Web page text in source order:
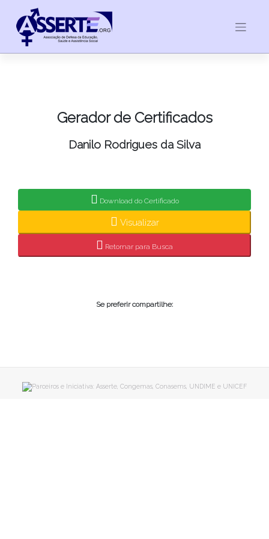
content
Gerador de Certificados
Danilo Rodrigues da Silva
Download do Certificado
Visualizar
Retornar para Busca
Se preferir compartilhe: